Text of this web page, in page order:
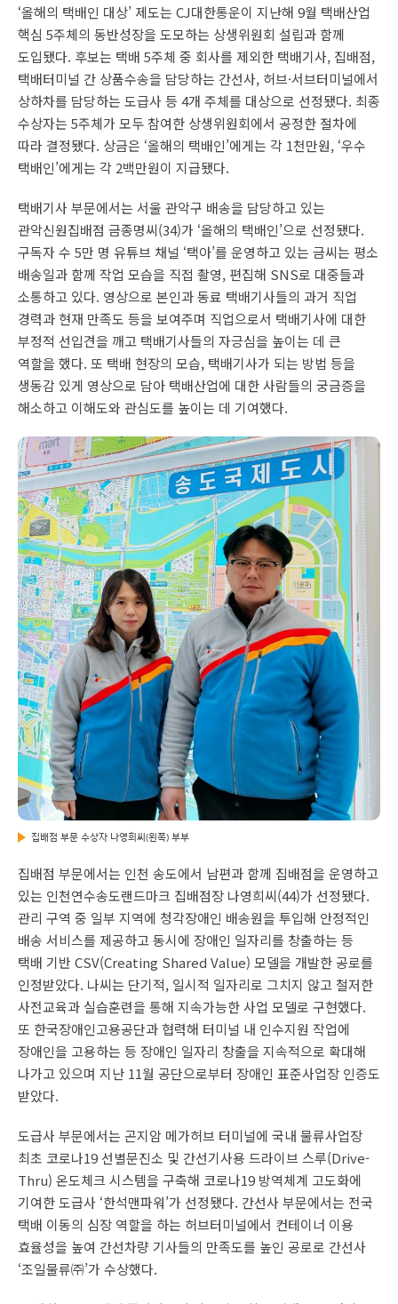
‘올해의 택배인 대상’ 제도는 CJ대한통운이 지난해 9월 택배산업
핵심 5주체의 동반성장을 도모하는 상생위원회 설립과 함께
도입됐다. 후보는 택배 5주체 중 회사를 제외한 택배기사, 집배점,
택배터미널 간 상품수송을 담당하는 간선사, 허브·서브터미널에서
상하차를 담당하는 도급사 등 4개 주체를 대상으로 선정됐다. 최종
수상자는 5주체가 모두 참여한 상생위원회에서 공정한 절차에
따라 결정됐다. 상금은 ‘올해의 택배인’에게는 각 1천만원, ‘우수
택배인’에게는 각 2백만원이 지급됐다.
택배기사 부문에서는 서울 관악구 배송을 담당하고 있는
관악신원집배점 금종명씨(34)가 ‘올해의 택배인’으로 선정됐다.
구독자 수 5만 명 유튜브 채널 ‘택아’를 운영하고 있는 금씨는 평소
배송일과 함께 작업 모습을 직접 촬영, 편집해 SNS로 대중들과
소통하고 있다. 영상으로 본인과 동료 택배기사들의 과거 직업
경력과 현재 만족도 등을 보여주며 직업으로서 택배기사에 대한
부정적 선입견을 깨고 택배기사들의 자긍심을 높이는 데 큰
역할을 했다. 또 택배 현장의 모습, 택배기사가 되는 방법 등을
생동감 있게 영상으로 담아 택배산업에 대한 사람들의 궁금증을
해소하고 이해도와 관심도를 높이는 데 기여했다.
집배점 부문 수상자 나영희씨(왼쪽) 부부
집배점 부문에서는 인천 송도에서 남편과 함께 집배점을 운영하고
있는 인천연수송도랜드마크 집배점장 나영희씨(44)가 선정됐다.
관리 구역 중 일부 지역에 청각장애인 배송원을 투입해 안정적인
배송 서비스를 제공하고 동시에 장애인 일자리를 창출하는 등
택배 기반 CSV(Creating Shared Value) 모델을 개발한 공로를
인정받았다. 나씨는 단기적, 일시적 일자리로 그치지 않고 철저한
사전교육과 실습훈련을 통해 지속가능한 사업 모델로 구현했다.
또 한국장애인고용공단과 협력해 터미널 내 인수지원 작업에
장애인을 고용하는 등 장애인 일자리 창출을 지속적으로 확대해
나가고 있으며 지난 11월 공단으로부터 장애인 표준사업장 인증도
받았다.
도급사 부문에서는 곤지암 메가허브 터미널에 국내 물류사업장
최초 코로나19 선별문진소 및 간선기사용 드라이브 스루(Drive-
Thru) 온도체크 시스템을 구축해 코로나19 방역체계 고도화에
기여한 도급사 ‘한석맨파워’가 선정됐다. 간선사 부문에서는 전국
택배 이동의 심장 역할을 하는 허브터미널에서 컨테이너 이용
효율성을 높여 간선차량 기사들의 만족도를 높인 공로로 간선사
‘조일물류㈜’가 수상했다.